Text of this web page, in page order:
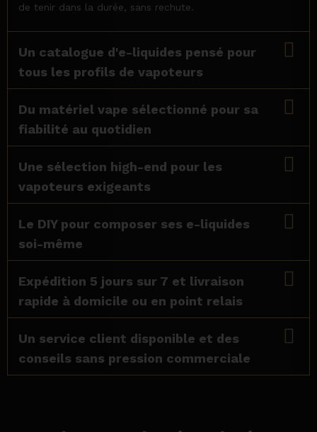
de tenir dans la durée, sans rechute.
Un catalogue d'e-liquides pensé pour
tous les profils de vapoteurs
Du matériel vape sélectionné pour sa
fiabilité au quotidien
Une sélection high-end pour les
vapoteurs exigeants
Le DIY pour composer ses e-liquides
soi-même
Expédition 5 jours sur 7 et livraison
rapide à domicile ou en point relais
Un service client disponible et des
conseils sans pression commerciale